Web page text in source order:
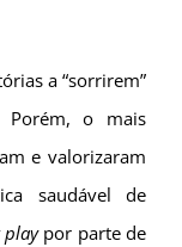
a “sorrirem”
Porém, o mais
e valorizaram
saudável de
por parte de